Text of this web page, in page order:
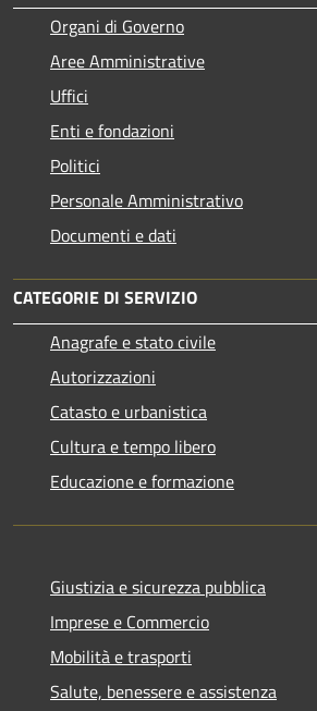
Organi di Governo
Aree Amministrative
Uffici
Enti e fondazioni
Politici
Personale Amministrativo
Documenti e dati
CATEGORIE DI SERVIZIO
Anagrafe e stato civile
Autorizzazioni
Catasto e urbanistica
Cultura e tempo libero
Educazione e formazione
Giustizia e sicurezza pubblica
Imprese e Commercio
Mobilità e trasporti
Salute, benessere e assistenza